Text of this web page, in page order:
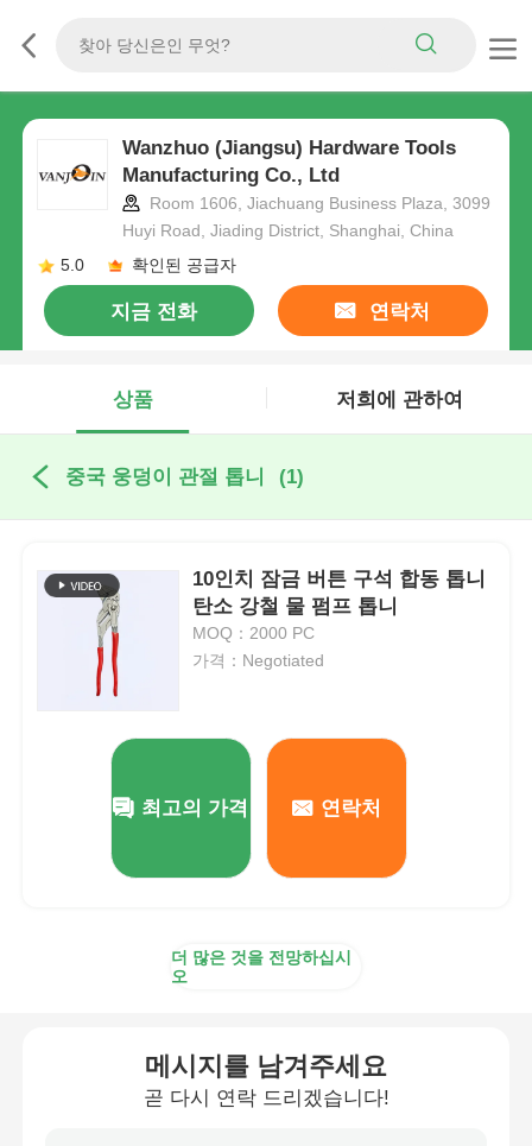
Wanzhuo (Jiangsu) Hardware Tools
Manufacturing Co., Ltd
Room 1606, Jiachuang Business Plaza, 3099
Huyi Road, Jiading District, Shanghai, China
5.0
확인된 공급자
지금 전화 연락처
상품 저희에 관하여
중국 웅덩이 관절 톱니 (1)
10인치 잠금 버튼 구석 합동 톱니
탄소 강철 물 펌프 톱니
MOQ：2000 PC
가격：Negotiated
최고의 가격 연락처
더 많은 것을 전망하십시
오
메시지를 남겨주세요
곧 다시 연락 드리겠습니다!